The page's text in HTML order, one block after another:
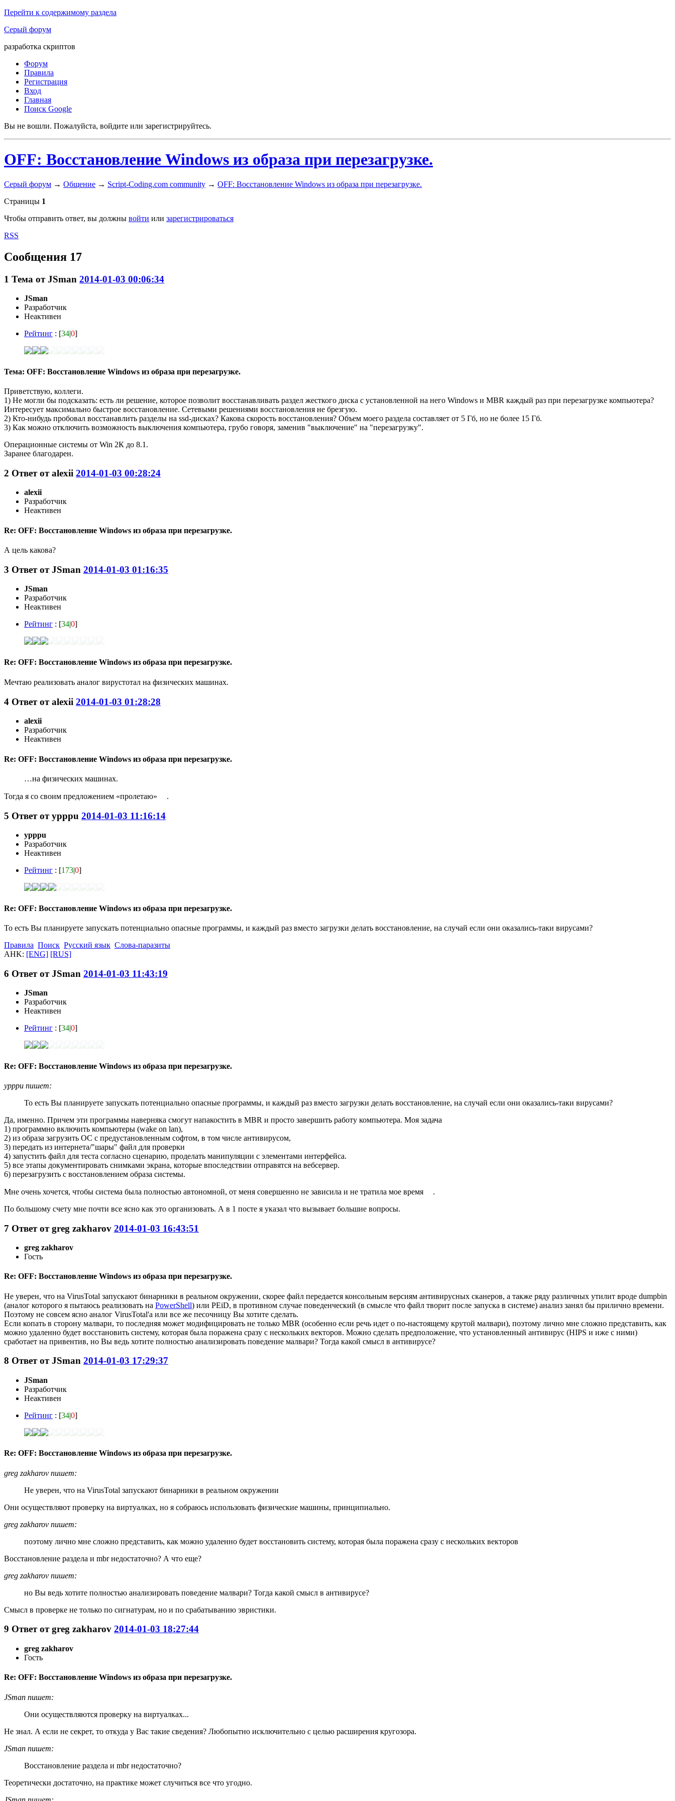
Перейти к содержимому раздела
Серый форум
разработка скриптов
Форум
Правила
Регистрация
Вход
Главная
Поиск Google
Вы не вошли. Пожалуйста, войдите или зарегистрируйтесь.
OFF: Восстановление Windows из образа при перезагрузке.
Серый форум → Общение → Script-Coding.com community → OFF: Восстановление Windows из образа при перезагрузке.
Страницы 1
Чтобы отправить ответ, вы должны войти или зарегистрироваться
RSS
Сообщения 17
1 Тема отJSmаn 2014-01-03 00:06:34
JSmаn
Разработчик
Неактивен
Рейтинг : [34|0]
Тема: OFF: Восстановление Windows из образа при перезагрузке.
Приветствую, коллеги.
1) Не могли бы подсказать: есть ли решение, которое позволит восстанавливать раздел жесткого диска с установленной на него Windows и MBR каждый раз при перезагрузке компьютера?
Интересует максимально быстрое восстановление. Сетевыми решениями восстановления не брезгую.
2) Кто-нибудь пробовал восстанавлить разделы на ssd-дисках? Какова скорость восстановления? Объем моего раздела составляет от 5 Гб, но не более 15 Гб.
3) Как можно отключить возможность выключения компьютера, грубо говоря, заменив "выключение" на "перезагрузку".
Операционные системы от Win 2К до 8.1.
Заранее благодарен.
2 Ответ отalexii 2014-01-03 00:28:24
alexii
Разработчик
Неактивен
Re: OFF: Восстановление Windows из образа при перезагрузке.
А цель какова?
3 Ответ отJSmаn 2014-01-03 01:16:35
JSmаn
Разработчик
Неактивен
Рейтинг : [34|0]
Re: OFF: Восстановление Windows из образа при перезагрузке.
Мечтаю реализовать аналог вирустотал на физических машинах.
4 Ответ отalexii 2014-01-03 01:28:28
alexii
Разработчик
Неактивен
Re: OFF: Восстановление Windows из образа при перезагрузке.
…на физических машинах.
Тогда я со своим предложением «пролетаю» .
5 Ответ отypppu 2014-01-03 11:16:14
ypppu
Разработчик
Неактивен
Рейтинг : [173|0]
Re: OFF: Восстановление Windows из образа при перезагрузке.
То есть Вы планируете запускать потенциально опасные программы, и каждый раз вместо загрузки делать восстановление, на случай если они оказались-таки вирусами?
Правила Поиск Русский язык Слова-паразиты
AHK: [ENG] [RUS]
6 Ответ отJSmаn 2014-01-03 11:43:19
JSmаn
Разработчик
Неактивен
Рейтинг : [34|0]
Re: OFF: Восстановление Windows из образа при перезагрузке.
ypppu пишет:
То есть Вы планируете запускать потенциально опасные программы, и каждый раз вместо загрузки делать восстановление, на случай если они оказались-таки вирусами?
Да, именно. Причем эти программы наверняка смогут напакостить в MBR и просто завершить работу компьютера. Моя задача
1) программно включить компьютеры (wake on lan),
2) из образа загрузить ОС с предустановленным софтом, в том числе антивирусом,
3) передать из интернета/"шары" файл для проверки
4) запустить файл для теста согласно сценарию, проделать манипуляции с элементами интерфейса.
5) все этапы документировать снимками экрана, которые впоследствии отправятся на вебсервер.
6) перезагрузить с восстановлением образа системы.
Мне очень хочется, чтобы система была полностью автономной, от меня совершенно не зависила и не тратила мое время
.
По большому счету мне почти все ясно как это организовать. А в 1 посте я указал что вызывает большие вопросы.
7 Ответ отgreg zakharov 2014-01-03 16:43:51
greg zakharov
Гость
Re: OFF: Восстановление Windows из образа при перезагрузке.
Не уверен, что на VirusTotal запускают бинарники в реальном окружении, скорее файл передается консольным версиям антивирусных сканеров, а также ряду различных утилит вроде dumpbin
(аналог которого я пытаюсь реализовать на PowerShell) или PEiD, в противном случае поведенческий (в смысле что файл творит после запуска в системе) анализ занял бы прилично времени.
Поэтому не совсем ясно аналог VirusTotal'а или все же песочницу Вы хотите сделать.
Если копать в сторону малвари, то последняя может модифицировать не только MBR (особенно если речь идет о по-настоящему крутой малвари), поэтому лично мне сложно представить, как
можно удаленно будет восстановить систему, которая была поражена сразу с нескольких векторов. Можно сделать предположение, что установленный антивирус (HIPS и иже с ними)
сработает на привентив, но Вы ведь хотите полностью анализировать поведение малвари? Тогда какой смысл в антивирусе?
8 Ответ отJSmаn 2014-01-03 17:29:37
JSmаn
Разработчик
Неактивен
Рейтинг : [34|0]
Re: OFF: Восстановление Windows из образа при перезагрузке.
greg zakharov пишет:
Не уверен, что на VirusTotal запускают бинарники в реальном окружении
Они осуществляют проверку на виртуалках, но я собраюсь использовать физические машины, принципиально.
greg zakharov пишет:
поэтому лично мне сложно представить, как можно удаленно будет восстановить систему, которая была поражена сразу с нескольких векторов
Восстановление раздела и mbr недостаточно? А что еще?
greg zakharov пишет:
но Вы ведь хотите полностью анализировать поведение малвари? Тогда какой смысл в антивирусе?
Смысл в проверке не только по сигнатурам, но и по срабатыванию эвристики.
9 Ответ отgreg zakharov 2014-01-03 18:27:44
greg zakharov
Гость
Re: OFF: Восстановление Windows из образа при перезагрузке.
JSman пишет:
Они осуществляются проверку на виртуалках...
Не знал. А если не секрет, то откуда у Вас такие сведения? Любопытно исключительно с целью расширения кругозора.
JSman пишет:
Восстановление раздела и mbr недостаточно?
Теоретически достаточно, на практике может случиться все что угодно.